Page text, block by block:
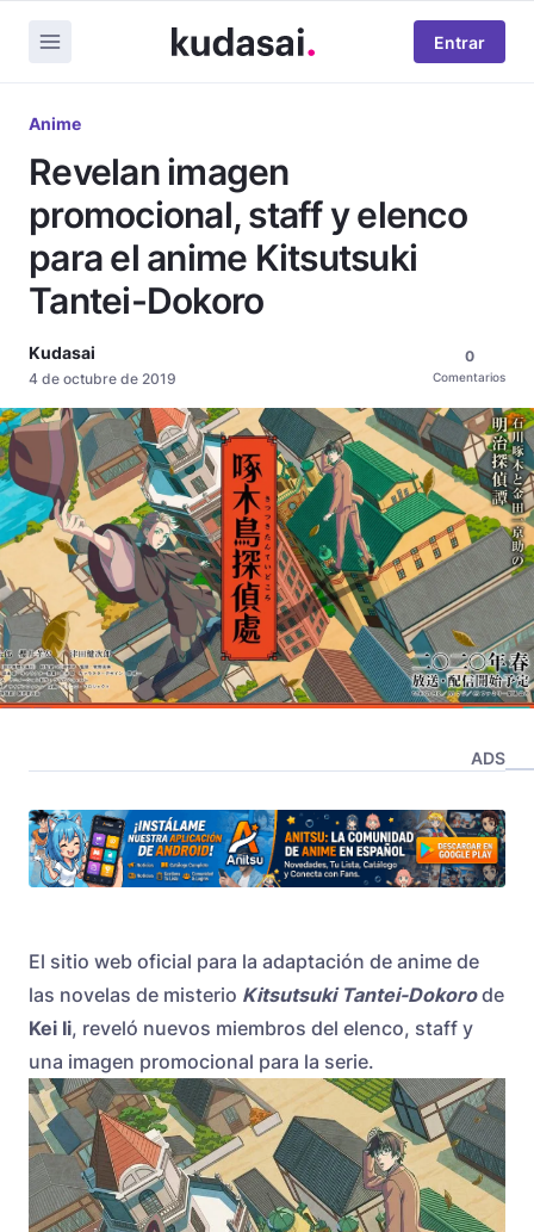
Entrar
Anime
Revelan imagen
promocional, staff y elenco
para el anime Kitsutsuki
Tantei-Dokoro
Kudasai
4 de octubre de 2019
0
Comentarios
ADS
El sitio web oficial para la adaptación de anime de
las novelas de misterio Kitsutsuki Tantei-Dokorode
Kei Ii, reveló nuevos miembros del elenco, staff y
una imagen promocional para la serie.